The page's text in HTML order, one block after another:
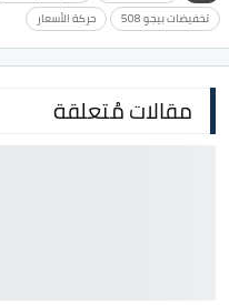
تخفيضات بيجو 508
حركة الأسعار
مقالات مُتعلقة